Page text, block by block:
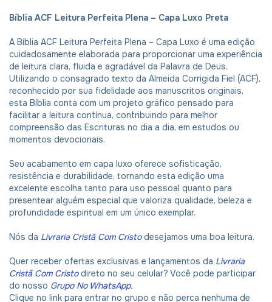
Bíblia ACF Leitura Perfeita Plena – Capa Luxo Preta
A Bíblia ACF Leitura Perfeita Plena – Capa Luxo é uma edição
cuidadosamente elaborada para proporcionar uma experiência
de leitura clara, fluida e agradável da Palavra de Deus.
Utilizando o consagrado texto da Almeida Corrigida Fiel (ACF),
reconhecido por sua fidelidade aos manuscritos originais,
esta Bíblia conta com um projeto gráfico pensado para
facilitar a leitura contínua, contribuindo para melhor
compreensão das Escrituras no dia a dia, em estudos ou
momentos devocionais.
Seu acabamento em capa luxo oferece sofisticação,
resistência e durabilidade, tornando esta edição uma
excelente escolha tanto para uso pessoal quanto para
presentear alguém especial que valoriza qualidade, beleza e
profundidade espiritual em um único exemplar.
Nós da Livraria Cristã Com Cristo desejamos uma boa leitura.
Quer receber ofertas exclusivas e lançamentos da Livraria
Cristã Com Cristodireto no seu celular? Você pode participar
do nosso Grupo No WhatsApp.
Clique no link para entrar no grupo e não perca nenhuma de